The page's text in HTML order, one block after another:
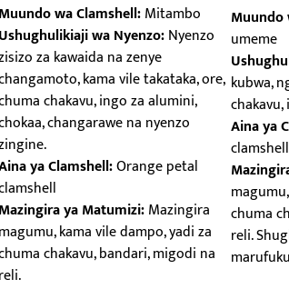
Muundo wa Clamshell:Mitambo
Ushughulikiaji wa Nyenzo:Nyenzo
za kawaida na zenye
kama vile takataka, ore,
chakavu, ingo za alumini,
changarawe na nyenzo
ya Clamshell:Orange petal
Mazingira ya Matumizi:Mazingira
magumu, kama vile dampo, yadi za
chakavu, bandari, migodi na
reli.
Muundo
umeme
kubwa,
Aina ya
clamshell
chuma
reli.